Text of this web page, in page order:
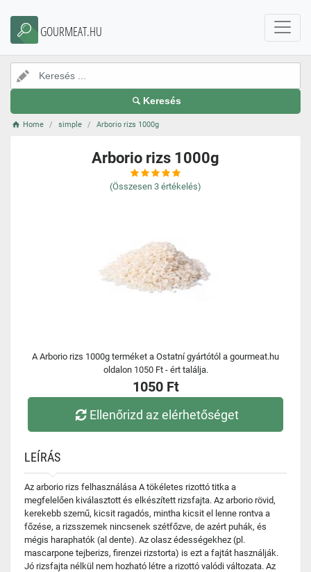
GOURMEAT.HU
Keresés
Home simple Arborio rizs 1000g
Arborio rizs 1000g
(Összesen 3 értékelés)
A Arborio rizs 1000g terméket a Ostatní gyártótól a gourmeat.hu
oldalon 1050 Ft - ért találja.
1050 Ft
Ellenőrizd az elérhetőséget
LEÍRÁS
Az arborio rizs felhasználása A tökéletes rizottó titka a
megfelelően kiválasztott és elkészített rizsfajta. Az arborio rövid,
kerekebb szemű, kicsit ragadós, mintha kicsit el lenne rontva a
főzése, a rizsszemek nincsenek szétfőzve, de azért puhák, és
mégis haraphatók (al dente). Az olasz édességekhez (pl.
mascarpone tejberizs, firenzei rizstorta) is ezt a fajtát használják.
Jó rizsfajta nélkül nem hozható létre a rizottó valódi változata. Az